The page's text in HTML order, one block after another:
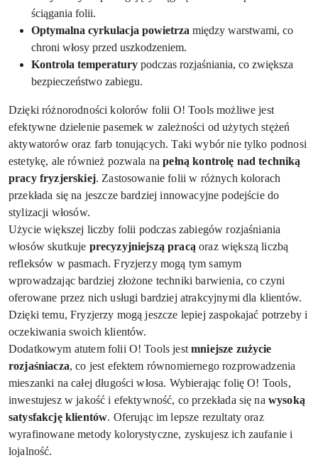
ściągania folii.
Optymalna cyrkulacja powietrza między warstwami, co
chroni włosy przed uszkodzeniem.
Kontrola temperatury podczas rozjaśniania, co zwiększa
bezpieczeństwo zabiegu.
Dzięki różnorodności kolorów folii O! Tools możliwe jest
efektywne dzielenie pasemek w zależności od użytych stężeń
aktywatorów oraz farb tonujących. Taki wybór nie tylko podnosi
estetykę, ale również pozwala na pełną kontrolę nad techniką
pracy fryzjerskiej. Zastosowanie folii w różnych kolorach
przekłada się na jeszcze bardziej innowacyjne podejście do
stylizacji włosów.
Użycie większej liczby folii podczas zabiegów rozjaśniania
włosów skutkuje precyzyjniejszą pracą oraz większą liczbą
refleksów w pasmach. Fryzjerzy mogą tym samym
wprowadzając bardziej złożone techniki barwienia, co czyni
oferowane przez nich usługi bardziej atrakcyjnymi dla klientów.
Dzięki temu, Fryzjerzy mogą jeszcze lepiej zaspokajać potrzeby i
oczekiwania swoich klientów.
Dodatkowym atutem folii O! Tools jest mniejsze zużycie
rozjaśniacza, co jest efektem równomiernego rozprowadzenia
mieszanki na całej długości włosa. Wybierając folię O! Tools,
inwestujesz w jakość i efektywność, co przekłada się na wysoką
satysfakcję klientów. Oferując im lepsze rezultaty oraz
wyrafinowane metody kolorystyczne, zyskujesz ich zaufanie i
lojalność.